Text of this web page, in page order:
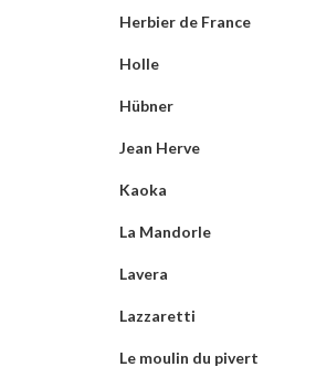
Herbier de France
Holle
Hübner
Jean Herve
Kaoka
La Mandorle
Lavera
Lazzaretti
Le moulin du pivert